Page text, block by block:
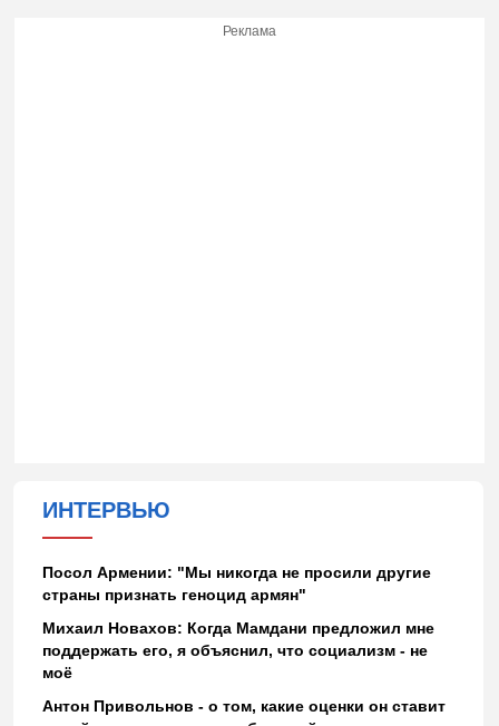
Реклама
ИНТЕРВЬЮ
Посол Армении: "Мы никогда не просили другие
страны признать геноцид армян"
Михаил Новахов: Когда Мамдани предложил мне
поддержать его, я объяснил, что социализм - не
моё
Антон Привольнов - о том, какие оценки он ставит